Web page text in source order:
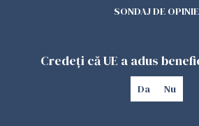
SONDAJ DE OPINIE
Credeți că UE a adus
Da Nu